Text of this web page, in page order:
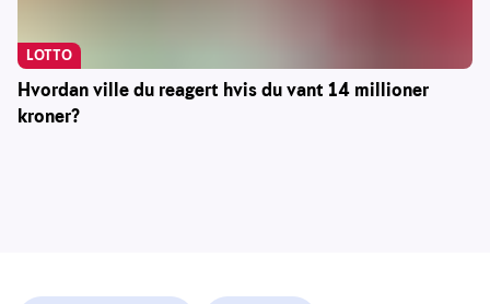
Hvordan ville du reagert hvis du vant 14 millioner
kroner?
LOTTO